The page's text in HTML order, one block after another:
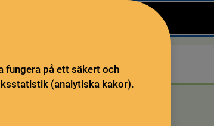
fungera på ett säkert och
(analytiska kakor).